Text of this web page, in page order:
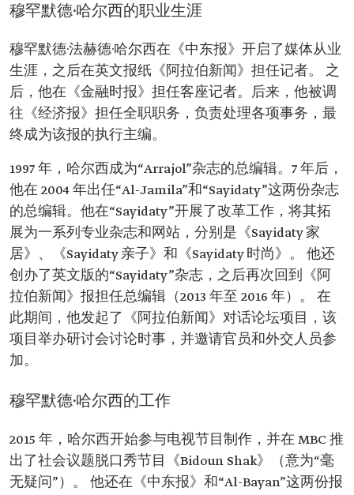
秀节目《Bidoun Shak》（意为"毫无疑问"）。
穆罕默德·哈尔西的职业生涯
穆罕默德·法赫德·哈尔西在《中东报》开启了媒体从业
生涯，之后在英文报纸《阿拉伯新闻》担任记者。 之
后，他在《金融时报》担任客座记者。后来，他被调
往《经济报》担任全职职务，负责处理各项事务，最
终成为该报的执行主编。
1997 年，哈尔西成为“Arrajol”杂志的总编辑。7 年后，
他在 2004 年出任“Al-Jamila”和“Sayidaty”这两份杂志
的总编辑。他在“Sayidaty”开展了改革工作，将其拓
展为一系列专业杂志和网站，分别是《Sayidaty 家
居》、《Sayidaty 亲子》和《Sayidaty 时尚》。 他还
创办了英文版的“Sayidaty”杂志，之后再次回到《阿
拉伯新闻》报担任总编辑（2013 年至 2016 年）。 在
此期间，他发起了《阿拉伯新闻》对话论坛项目，该
项目举办研讨会讨论时事，并邀请官员和外交人员参
加。
穆罕默德·哈尔西的工作
2015 年，哈尔西开始参与电视节目制作，并在 MBC 推
出了社会议题脱口秀节目《Bidoun Shak》（意为“毫
无疑问”）。 他还在《中东报》和“Al-Bayan”这两份报